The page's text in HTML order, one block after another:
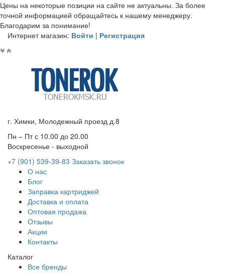
Цены на некоторые позиции на сайте не актуальны. За более
точной информацией обращайтесь к нашему менеджеру.
Благодарим за понимание!
Интернет магазин: Войти | Регистрация
г. Химки, Молодежный проезд д.8
Пн – Пт с 10.00 до 20.00
Воскресенье - выходной
+7 (901) 539-39-83 Заказать звонок
О нас
Блог
Заправка картриджей
Доставка и оплата
Оптовая продажа
Отзывы
Акции
Контакты
Каталог
Все бренды